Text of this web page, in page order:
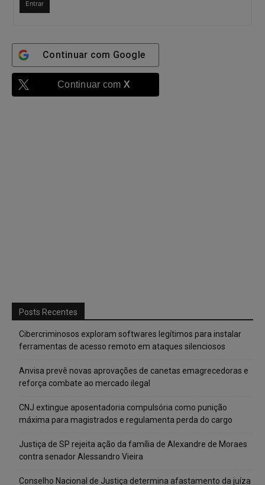
Entrar
Continuar com Google
Continuar com X
Posts Recentes
Cibercriminosos exploram softwares legítimos para instalar
ferramentas de acesso remoto em ataques silenciosos
Anvisa prevê novas aprovações de canetas emagrecedoras e
reforça combate ao mercado ilegal
CNJ extingue aposentadoria compulsória como punição
máxima para magistrados e regulamenta perda do cargo
Justiça de SP rejeita ação da família de Alexandre de Moraes
contra senador Alessandro Vieira
Conselho Nacional de Justiça determina afastamento da juíza